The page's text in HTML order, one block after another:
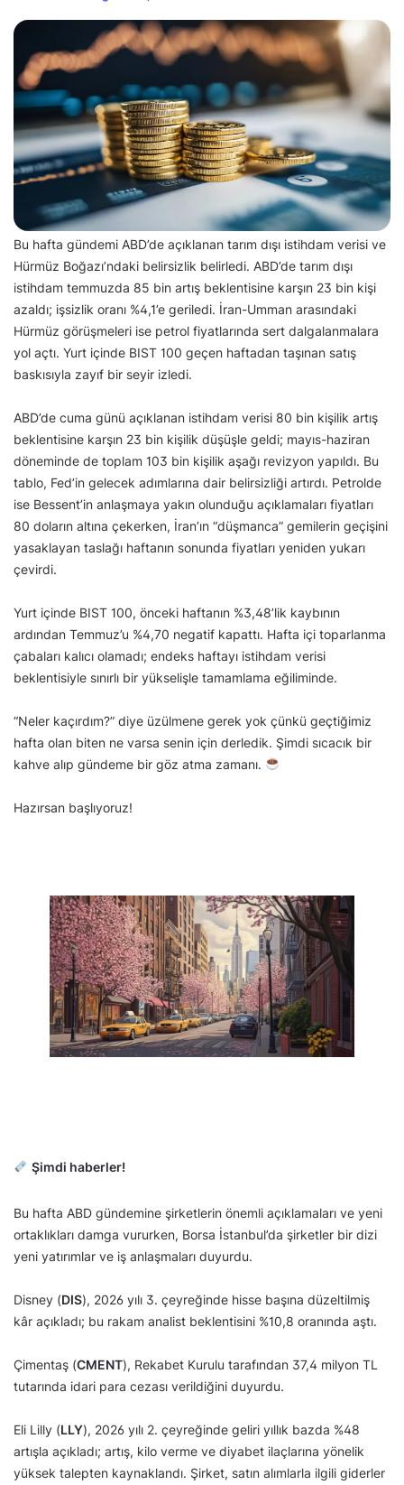
Bu hafta gündemi ABD’de açıklanan tarım dışı istihdam verisi ve
Hürmüz Boğazı’ndaki belirsizlik belirledi. ABD’de tarım dışı
istihdam temmuzda 85 bin artış beklentisine karşın 23 bin kişi
azaldı; işsizlik oranı %4,1’e geriledi. İran-Umman arasındaki
Hürmüz görüşmeleri ise petrol fiyatlarında sert dalgalanmalara
yol açtı. Yurt içinde BIST 100 geçen haftadan taşınan satış
baskısıyla zayıf bir seyir izledi.
ABD’de cuma günü açıklanan istihdam verisi 80 bin kişilik artış
beklentisine karşın 23 bin kişilik düşüşle geldi; mayıs-haziran
döneminde de toplam 103 bin kişilik aşağı revizyon yapıldı. Bu
tablo, Fed’in gelecek adımlarına dair belirsizliği artırdı. Petrolde
ise Bessent’in anlaşmaya yakın olunduğu açıklamaları fiyatları
80 doların altına çekerken, İran’ın “düşmanca” gemilerin geçişini
yasaklayan taslağı haftanın sonunda fiyatları yeniden yukarı
çevirdi.
Yurt içinde BIST 100, önceki haftanın %3,48’lik kaybının
ardından Temmuz’u %4,70 negatif kapattı. Hafta içi toparlanma
çabaları kalıcı olamadı; endeks haftayı istihdam verisi
beklentisiyle sınırlı bir yükselişle tamamlama eğiliminde.
“Neler kaçırdım?” diye üzülmene gerek yok çünkü geçtiğimiz
hafta olan biten ne varsa senin için derledik. Şimdi sıcacık bir
kahve alıp gündeme bir göz atma zamanı.
Hazırsan başlıyoruz!
Şimdi haberler!
Bu hafta ABD gündemine şirketlerin önemli açıklamaları ve yeni
ortaklıkları damga vururken, Borsa İstanbul’da şirketler bir dizi
yeni yatırımlar ve iş anlaşmaları duyurdu.
Disney (DIS), 2026 yılı 3. çeyreğinde hisse başına düzeltilmiş
kâr açıkladı; bu rakam analist beklentisini %10,8 oranında aştı.
Çimentaş (CMENT), Rekabet Kurulu tarafından 37,4 milyon TL
tutarında idari para cezası verildiğini duyurdu.
Eli Lilly (LLY), 2026 yılı 2. çeyreğinde geliri yıllık bazda %48
artışla açıkladı; artış, kilo verme ve diyabet ilaçlarına yönelik
yüksek talepten kaynaklandı. Şirket, satın alımlarla ilgili giderler